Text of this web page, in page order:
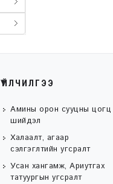
ҮЙЛЧИЛГЭЭ
Амины орон сууцны цогц
шийдэл
Халаалт, агаар
сэлгэглтийн угсралт
Усан хангамж, Ариутгах
татуургын угсралт